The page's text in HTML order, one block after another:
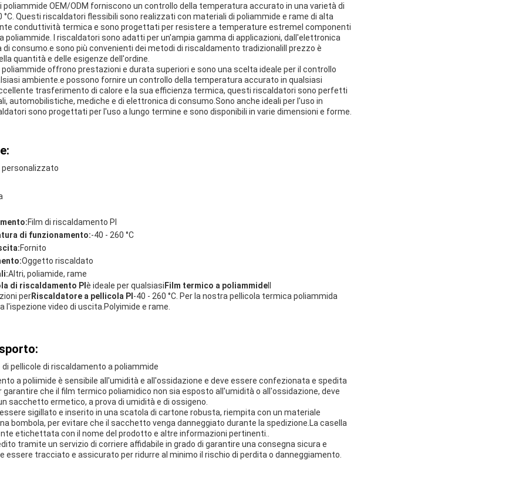
poliammide OEM/ODM forniscono un controllo della temperatura accurato in una varietà di
°C. Questi riscaldatori flessibili sono realizzati con materiali di poliammide e rame di alta
conduttività termica e sono progettati per resistere a temperature estremeI componenti
poliammide. I riscaldatori sono adatti per un'ampia gamma di applicazioni, dall'elettronica
consumo.e sono più convenienti dei metodi di riscaldamento tradizionaliIl prezzo è
quantità e delle esigenze dell'ordine.
offrono prestazioni e durata superiori e sono una scelta ideale per il controllo
ambiente.e possono fornire un controllo della temperatura accurato in qualsiasi
trasferimento di calore e la sua efficienza termica, questi riscaldatori sono perfetti
automobilistiche, mediche e di elettronica di consumo.Sono anche ideali per l'uso in
sono progettati per l'uso a lungo termine e sono disponibili in varie dimensioni e forme.
personalizzato
Film di riscaldamento PI
di funzionamento:-40 - 260 °C
Fornito
Oggetto riscaldato
Altri, poliamide, rame
di riscaldamento PIè ideale per qualsiasiFilm termico a poliammideIl
perRiscaldatore a pellicola PI-40 - 260 °C. Per la nostra pellicola termica poliammida
l'ispezione video di uscita.Polyimide e rame.
pellicole di riscaldamento a poliammide
a poliimide è sensibile all'umidità e all'ossidazione e deve essere confezionata e spedita
garantire che il film termico poliamidico non sia esposto all'umidità o all'ossidazione, deve
sacchetto ermetico, a prova di umidità e di ossigeno.
sigillato e inserito in una scatola di cartone robusta, riempita con un materiale
bombola, per evitare che il sacchetto venga danneggiato durante la spedizione.La casella
etichettata con il nome del prodotto e altre informazioni pertinenti..
tramite un servizio di corriere affidabile in grado di garantire una consegna sicura e
essere tracciato e assicurato per ridurre al minimo il rischio di perdita o danneggiamento.